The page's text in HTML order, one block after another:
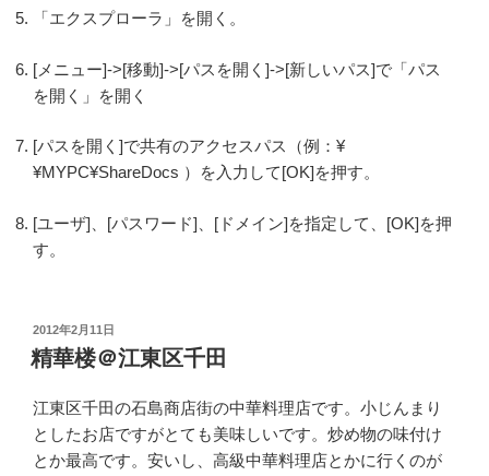
「エクスプローラ」を開く。
[メニュー]->[移動]->[パスを開く]->[新しいパス]で「パス
を開く」を開く
[パスを開く]で共有のアクセスパス（例：¥
¥MYPC¥ShareDocs ）を入力して[OK]を押す。
[ユーザ]、[パスワード]、[ドメイン]を指定して、[OK]を押
す。
投
稿
日:
2012年2月11日
精華楼＠江東区千田
江東区千田の石島商店街の中華料理店です。小じんまり
としたお店ですがとても美味しいです。炒め物の味付け
とか最高です。安いし、高級中華料理店とかに行くのが